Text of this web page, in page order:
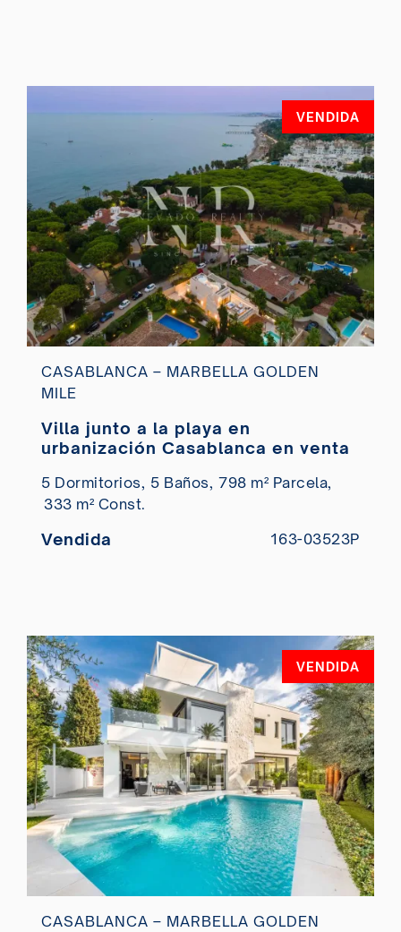
VENDIDA
CASABLANCA – MARBELLA GOLDEN
MILE
Villa junto a la playa en
urbanización Casablanca en venta
5 Dormitorios, 5 Baños, 798 m² Parcela,
333 m² Const.
Vendida 163-03523P
VENDIDA
CASABLANCA – MARBELLA GOLDEN